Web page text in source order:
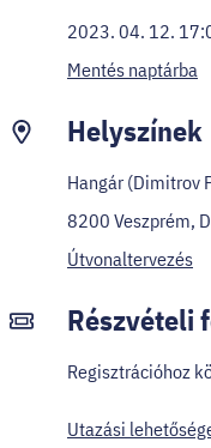
2023. 04. 12.
Mentés naptárba
Helyszínek
Hangár (Dimitrov
8200 Veszprém,
Útvonaltervezés
Részvételi
Regisztrációhoz
Utazási